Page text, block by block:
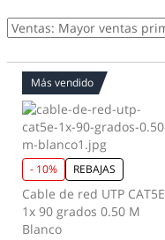
Más vendido
- 10% REBAJAS
Cable de red UTP CAT5E
1x 90 grados 0.50 M
Blanco